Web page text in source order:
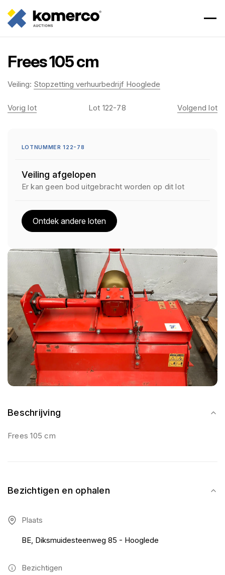
Frees 105 cm
Veiling: Stopzetting verhuurbedrijf Hooglede
Beschrijving
Frees 105 cm
Bezichtigen en ophalen
Plaats
BE, Diksmuidesteenweg 85 - Hooglede
Bezichtigen
Vorig lot Lot 122-78 Volgend lot
LOTNUMMER 122-78
Veiling afgelopen
Er kan geen bod uitgebracht worden op dit lot
Ontdek andere loten